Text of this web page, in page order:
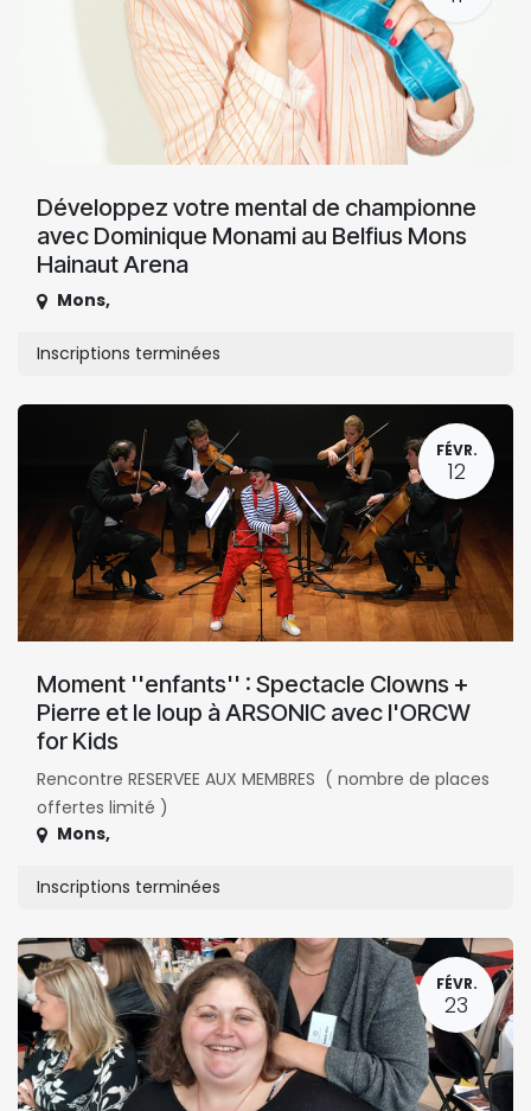
Développez votre mental de championne
avec Dominique Monami au Belfius Mons
Hainaut Arena
Mons,
Inscriptions terminées
FÉVR.
12
Moment ''enfants'' : Spectacle Clowns +
Pierre et le loup à ARSONIC avec l'ORCW
for Kids
Rencontre RESERVEE AUX MEMBRES ( nombre de places
offertes limité )
Mons,
Inscriptions terminées
FÉVR.
23